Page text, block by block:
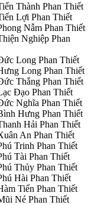
Thành Phan Thiết
Lợi Phan Thiết
Nẫm Phan Thiết
Nghiệp Phan
Long Phan Thiết
Long Phan Thiết
Thắng Phan Thiết
Đạo Phan Thiết
Nghĩa Phan Thiết
Hưng Phan Thiết
Hải Phan Thiết
An Phan Thiết
Trinh Phan Thiết
Tài Phan Thiết
Thủy Phan Thiết
Hài Phan Thiết
Tiến Phan Thiết
Né Phan Thiết